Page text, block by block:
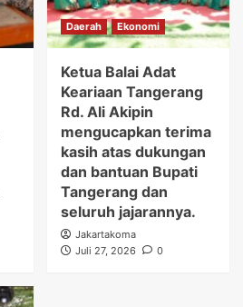
Daerah Ekonomi
Ketua Balai Adat
Keariaan Tangerang
Rd. Ali Akipin
mengucapkan terima
kasih atas dukungan
dan bantuan Bupati
Tangerang dan
seluruh jajarannya.
Jakartakoma
Juli 27, 2026
0